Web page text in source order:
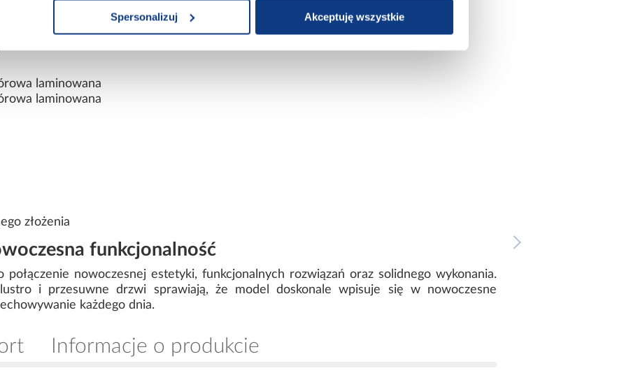
Spersonalizuj Akceptuję wszystkie
laminowana
laminowana
złożenia
funkcjonalność
połączenie nowoczesnej estetyki, funkcjonalnych rozwiązań oraz solidnego wykonania.
i przesuwne drzwi sprawiają, że model doskonale wpisuje się w nowoczesne
każdego dnia.
Informacje o produkcie